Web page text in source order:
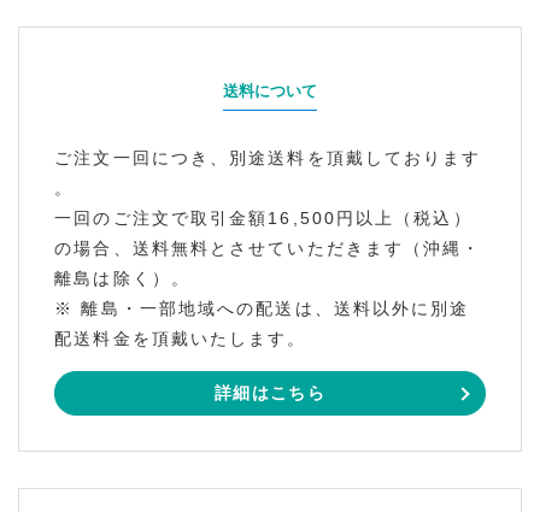
送料について
ご注文一回につき、別途送料を頂戴しております
。
一回のご注文で取引金額16,500円以上（税込）
の場合、送料無料とさせていただきます（沖縄・
離島は除く）。
※ 離島・一部地域への配送は、送料以外に別途
配送料金を頂戴いたします。
詳細はこちら